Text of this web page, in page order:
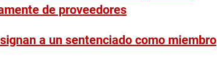
de proveedores
a un sentenciado como miembro